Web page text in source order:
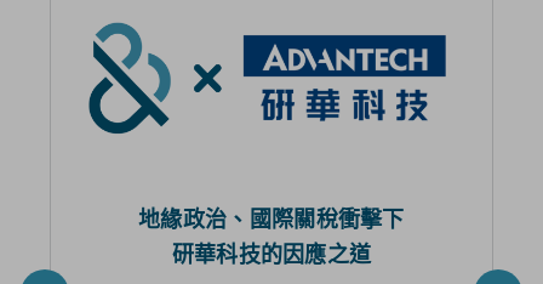
地緣政治、國際關稅衝擊下
研華科技的因應之道